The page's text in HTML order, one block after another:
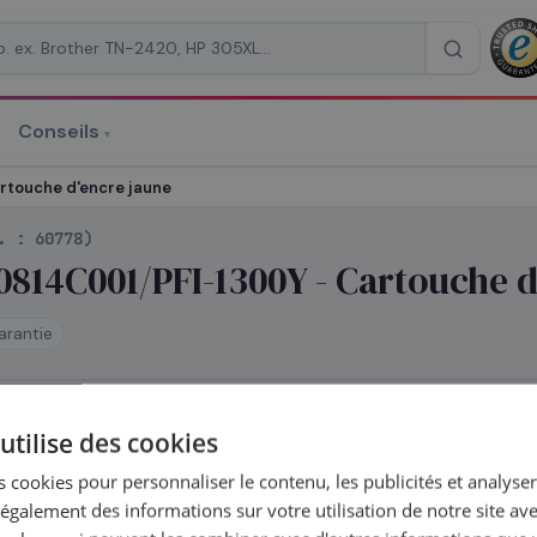
Conseils ▾
d'encre jaune
: 60778)
PFI-1300Y - Cartouche
jour même — commandez avant 14h
la sériePFI-1300
des cookies
cookies pour personnaliser le contenu, les publicités et
des informations sur votre utilisation de notre site